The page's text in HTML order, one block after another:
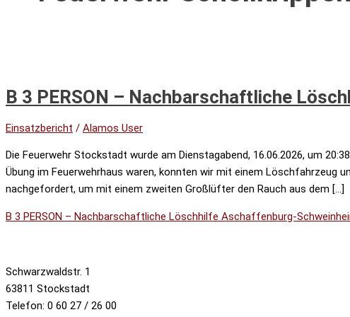
B 3 PERSON – Nachbarschaftliche
Einsatzbericht / Alamos User
Die Feuerwehr Stockstadt wurde am Dienstagabend, 16.06.2026, um
Übung im Feuerwehrhaus waren, konnten wir mit einem Löschfahrzeug
nachgefordert, um mit einem zweiten Großlüfter den Rauch aus dem […]
B 3 PERSON – Nachbarschaftliche Löschhilfe Aschaffenburg-
Schwarzwaldstr. 1
63811 Stockstadt
Telefon: 0 60 27 / 26 00